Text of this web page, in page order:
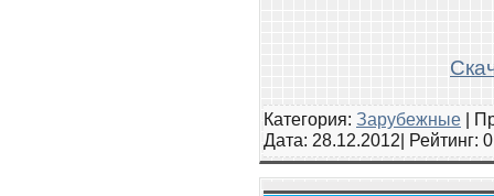
Категория: Зарубежные |
Дата: 28.12.2012| Рейтинг: